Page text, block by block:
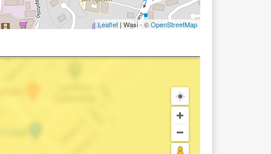
Leaflet | Wasi - ©OpenStreetMap